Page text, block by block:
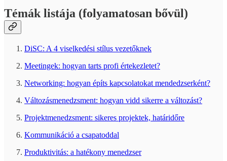
Témák listája (folyamatosan bővül)
DiSC: A 4 viselkedési stílus vezetőknek
Meetingek: hogyan tarts profi értekezletet?
Networking: hogyan építs kapcsolatokat mendedzserként?
Változásmenedzsment: hogyan vidd sikerre a változást?
Projektmenedzsment: sikeres projektek, határidőre
Kommunikáció a csapatoddal
Produktivitás: a hatékony menedzser